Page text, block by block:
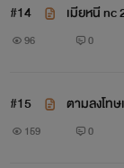
“อือ...อ่า”
น้ำตาไหลอาบสอ
เหนือหัวก็ปล่อยผ
#14 เมียห
96 0
#15 ตามลงโท
159 0